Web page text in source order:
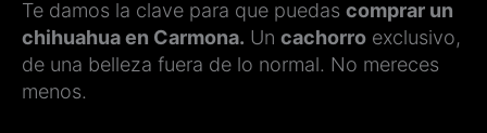
Te damos la clave para que puedas comprar un
chihuahua en Carmona. Un cachorro exclusivo,
de una belleza fuera de lo normal. No mereces
menos.